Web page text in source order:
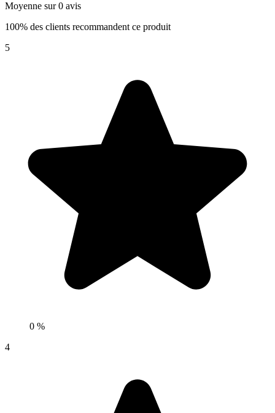
Moyenne sur 0 avis
100% des clients recommandent ce produit
5
0 %
4